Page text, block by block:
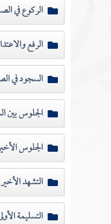
الركوع في
الرفع
السجود في
الجلوس بين
الجلوس
التشهد الأخير
التسليمة